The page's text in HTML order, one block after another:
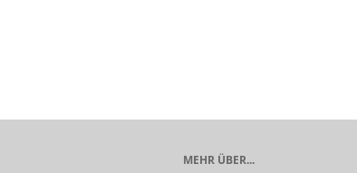
MEHR ÜBER...